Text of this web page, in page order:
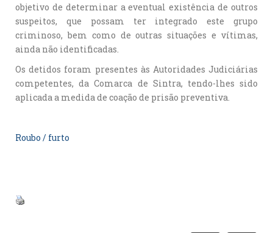
objetivo de determinar a eventual existência de outros
suspeitos, que possam ter integrado este grupo
criminoso, bem como de outras situações e vítimas,
ainda não identificadas.
Os detidos foram presentes às Autoridades Judiciárias
competentes, da Comarca de Sintra, tendo-lhes sido
aplicada a medida de coação de prisão preventiva.
Roubo / furto